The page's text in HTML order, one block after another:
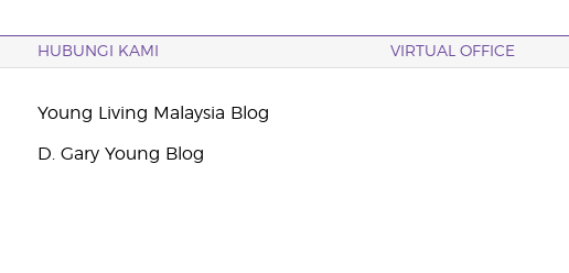
HUBUNGI KAMI VIRTUAL OFFICE
Young Living Malaysia Blog
D. Gary Young Blog